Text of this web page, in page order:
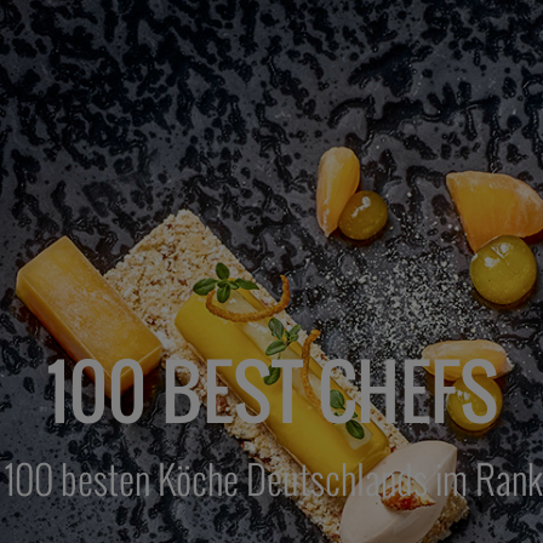
100 BEST CHEFS
besten Köche Deutschlands im